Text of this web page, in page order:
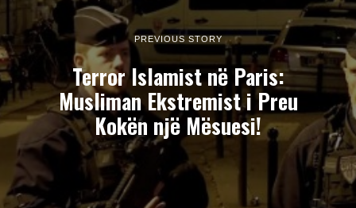
PREVIOUS STORY
Terror Islamist në Paris:
Musliman Ekstremist i Preu
Kokën një Mësuesi!